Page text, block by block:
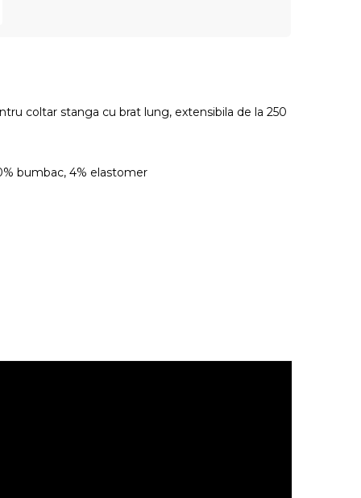
coltar stanga cu brat lung, extensibila de la 250
bumbac, 4% elastomer